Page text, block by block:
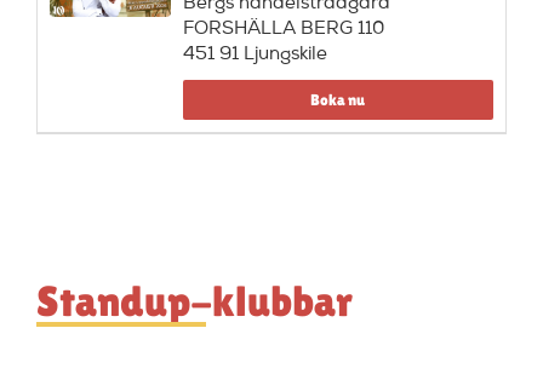
Bergs handelsträdgård
FORSHÄLLA BERG 110
451 91 Ljungskile
Boka nu
Standup-klubbar